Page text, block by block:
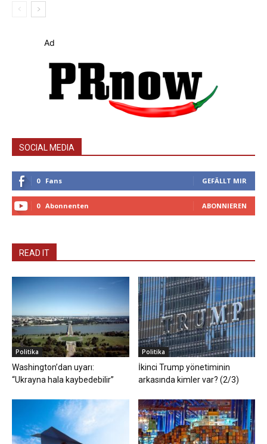
Ad
SOCIAL MEDIA
0 Fans GEFÄLLT MIR
0 Abonnenten ABONNIEREN
READ IT
Politika
Washington’dan uyarı:
“Ukrayna hala kaybedebilir”
Politika
İkinci Trump yönetiminin
arkasında kimler var? (2/3)